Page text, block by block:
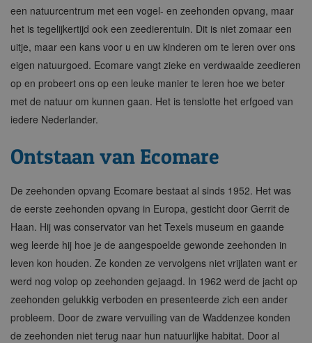
een natuurcentrum met een vogel- en zeehonden opvang, maar
het is tegelijkertijd ook een zeedierentuin. Dit is niet zomaar een
uitje, maar een kans voor u en uw kinderen om te leren over ons
eigen natuurgoed. Ecomare vangt zieke en verdwaalde zeedieren
op en probeert ons op een leuke manier te leren hoe we beter
met de natuur om kunnen gaan. Het is tenslotte het erfgoed van
iedere Nederlander.
Ontstaan van Ecomare
De zeehonden opvang Ecomare bestaat al sinds 1952. Het was
de eerste zeehonden opvang in Europa, gesticht door Gerrit de
Haan. Hij was conservator van het Texels museum en gaande
weg leerde hij hoe je de aangespoelde gewonde zeehonden in
leven kon houden. Ze konden ze vervolgens niet vrijlaten want er
werd nog volop op zeehonden gejaagd. In 1962 werd de jacht op
zeehonden gelukkig verboden en presenteerde zich een ander
probleem. Door de zware vervuiling van de Waddenzee konden
de zeehonden niet terug naar hun natuurlijke habitat. Door al